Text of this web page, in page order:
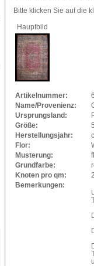
Bitte klicken Sie auf die
Hauptbild
Artikelnummer:
Name/Provenienz:
Ursprungsland:
Größe:
Herstellungsjahr:
Flor:
Musterung:
Grundfarbe:
Knoten pro qm:
Bemerkungen: